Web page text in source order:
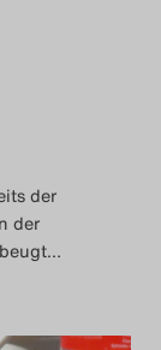
der
der
…